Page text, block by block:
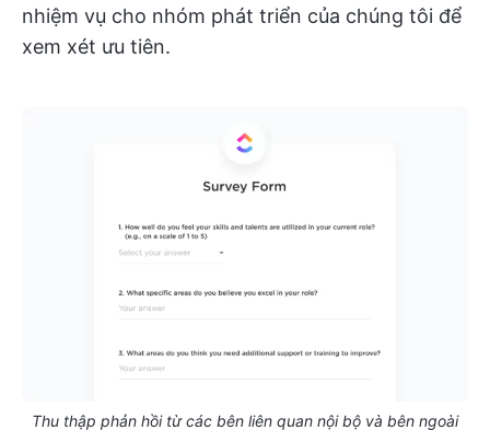
nhiệm vụ cho nhóm phát triển của chúng tôi để
xem xét ưu tiên.
Thu thập phản hồi từ các bên liên quan nội bộ và bên ngoài